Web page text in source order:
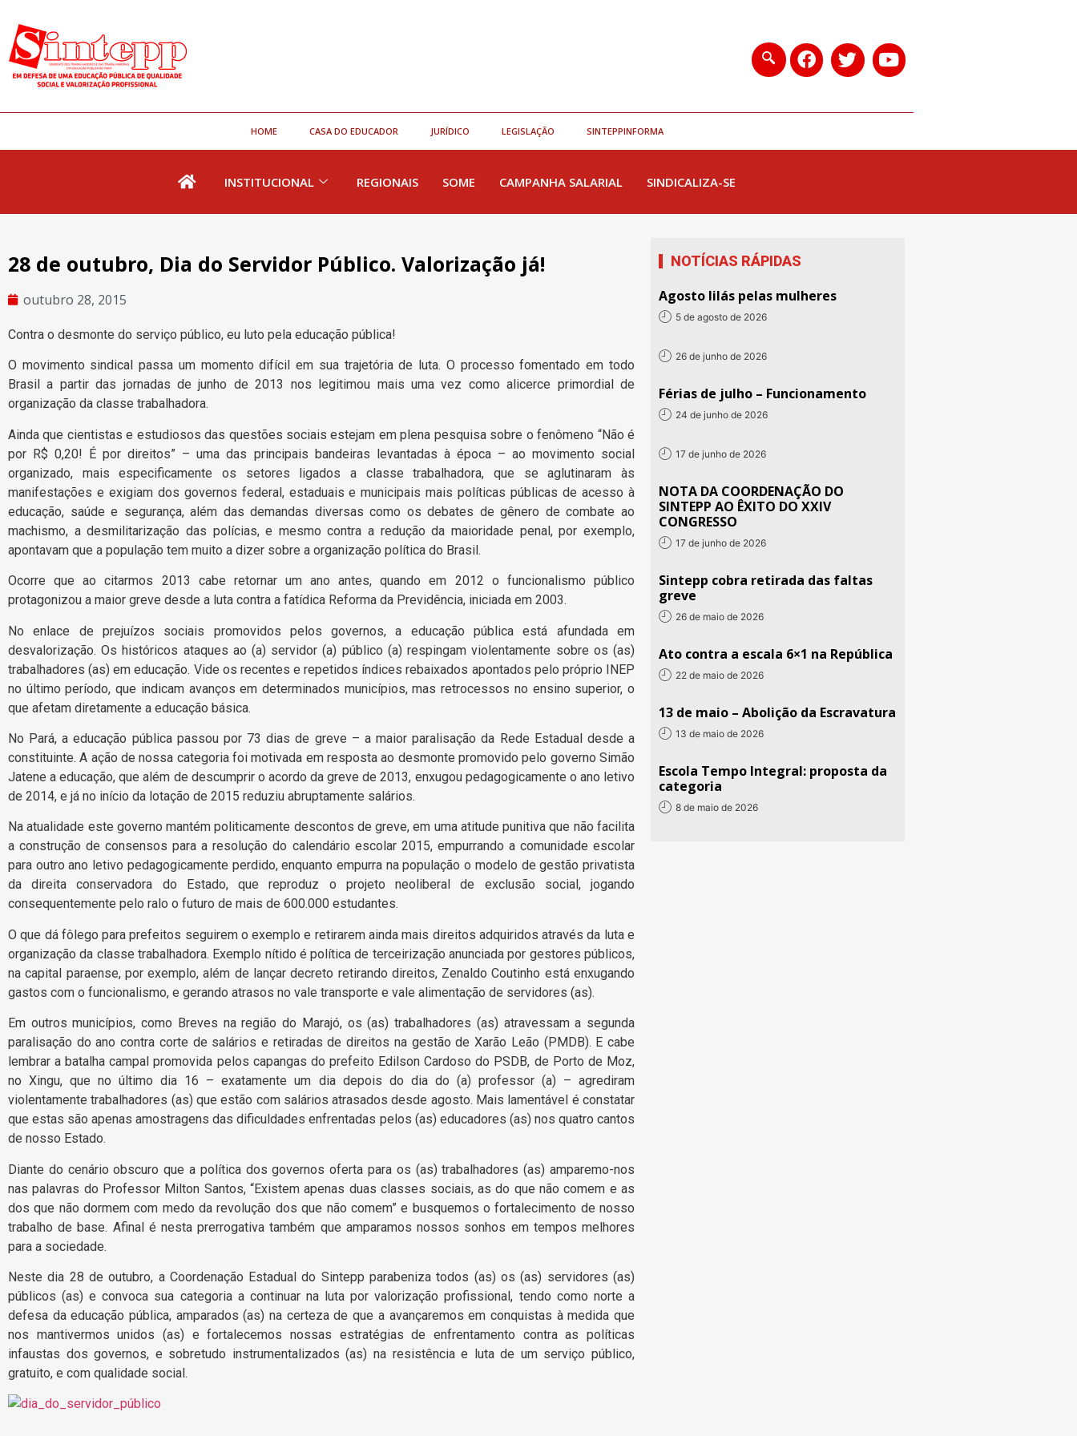
HOME CASA DO EDUCADOR JURÍDICO LEGISLAÇÃO SINTEPPINFORMA
INSTITUCIONAL REGIONAIS SOME CAMPANHA SALARIAL SINDICALIZA-SE
28 de outubro, Dia do Servidor Público. Valorização já!
outubro 28, 2015
Contra o desmonte do serviço público, eu luto pela educação pública!
O movimento sindical passa um momento difícil em sua trajetória de luta. O processo fomentado em todo
Brasil a partir das jornadas de junho de 2013 nos legitimou mais uma vez como alicerce primordial de
organização da classe trabalhadora.
Ainda que cientistas e estudiosos das questões sociais estejam em plena pesquisa sobre o fenômeno “Não é
por R$ 0,20! É por direitos” – uma das principais bandeiras levantadas à época – ao movimento social
organizado, mais especificamente os setores ligados a classe trabalhadora, que se aglutinaram às
manifestações e exigiam dos governos federal, estaduais e municipais mais políticas públicas de acesso à
educação, saúde e segurança, além das demandas diversas como os debates de gênero de combate ao
machismo, a desmilitarização das polícias, e mesmo contra a redução da maioridade penal, por exemplo,
apontavam que a população tem muito a dizer sobre a organização política do Brasil.
Ocorre que ao citarmos 2013 cabe retornar um ano antes, quando em 2012 o funcionalismo público
protagonizou a maior greve desde a luta contra a fatídica Reforma da Previdência, iniciada em 2003.
No enlace de prejuízos sociais promovidos pelos governos, a educação pública está afundada em
desvalorização. Os históricos ataques ao (a) servidor (a) público (a) respingam violentamente sobre os (as)
trabalhadores (as) em educação. Vide os recentes e repetidos índices rebaixados apontados pelo próprio INEP
no último período, que indicam avanços em determinados municípios, mas retrocessos no ensino superior, o
que afetam diretamente a educação básica.
No Pará, a educação pública passou por 73 dias de greve – a maior paralisação da Rede Estadual desde a
constituinte. A ação de nossa categoria foi motivada em resposta ao desmonte promovido pelo governo Simão
Jatene a educação, que além de descumprir o acordo da greve de 2013, enxugou pedagogicamente o ano letivo
de 2014, e já no início da lotação de 2015 reduziu abruptamente salários.
Na atualidade este governo mantém politicamente descontos de greve, em uma atitude punitiva que não facilita
a construção de consensos para a resolução do calendário escolar 2015, empurrando a comunidade escolar
para outro ano letivo pedagogicamente perdido, enquanto empurra na população o modelo de gestão privatista
da direita conservadora do Estado, que reproduz o projeto neoliberal de exclusão social, jogando
consequentemente pelo ralo o futuro de mais de 600.000 estudantes.
O que dá fôlego para prefeitos seguirem o exemplo e retirarem ainda mais direitos adquiridos através da luta e
organização da classe trabalhadora. Exemplo nítido é política de terceirização anunciada por gestores públicos,
na capital paraense, por exemplo, além de lançar decreto retirando direitos, Zenaldo Coutinho está enxugando
gastos com o funcionalismo, e gerando atrasos no vale transporte e vale alimentação de servidores (as).
Em outros municípios, como Breves na região do Marajó, os (as) trabalhadores (as) atravessam a segunda
paralisação do ano contra corte de salários e retiradas de direitos na gestão de Xarão Leão (PMDB). E cabe
lembrar a batalha campal promovida pelos capangas do prefeito Edilson Cardoso do PSDB, de Porto de Moz,
no Xingu, que no último dia 16 – exatamente um dia depois do dia do (a) professor (a) – agrediram
violentamente trabalhadores (as) que estão com salários atrasados desde agosto. Mais lamentável é constatar
que estas são apenas amostragens das dificuldades enfrentadas pelos (as) educadores (as) nos quatro cantos
de nosso Estado.
Diante do cenário obscuro que a política dos governos oferta para os (as) trabalhadores (as) amparemo-nos
nas palavras do Professor Milton Santos, “Existem apenas duas classes sociais, as do que não comem e as
dos que não dormem com medo da revolução dos que não comem” e busquemos o fortalecimento de nosso
trabalho de base. Afinal é nesta prerrogativa também que amparamos nossos sonhos em tempos melhores
para a sociedade.
Neste dia 28 de outubro, a Coordenação Estadual do Sintepp parabeniza todos (as) os (as) servidores (as)
públicos (as) e convoca sua categoria a continuar na luta por valorização profissional, tendo como norte a
defesa da educação pública, amparados (as) na certeza de que a avançaremos em conquistas à medida que
nos mantivermos unidos (as) e fortalecemos nossas estratégias de enfrentamento contra as políticas
infaustas dos governos, e sobretudo instrumentalizados (as) na resistência e luta de um serviço público,
gratuito, e com qualidade social.
NOTÍCIAS RÁPIDAS
Agosto lilás pelas mulheres
5 de agosto de 2026
26 de junho de 2026
Férias de julho – Funcionamento
24 de junho de 2026
17 de junho de 2026
NOTA DA COORDENAÇÃO DO
SINTEPP AO ÊXITO DO XXIV
CONGRESSO
17 de junho de 2026
Sintepp cobra retirada das faltas
greve
26 de maio de 2026
Ato contra a escala 6×1 na República
22 de maio de 2026
13 de maio – Abolição da Escravatura
13 de maio de 2026
Escola Tempo Integral: proposta da
categoria
8 de maio de 2026